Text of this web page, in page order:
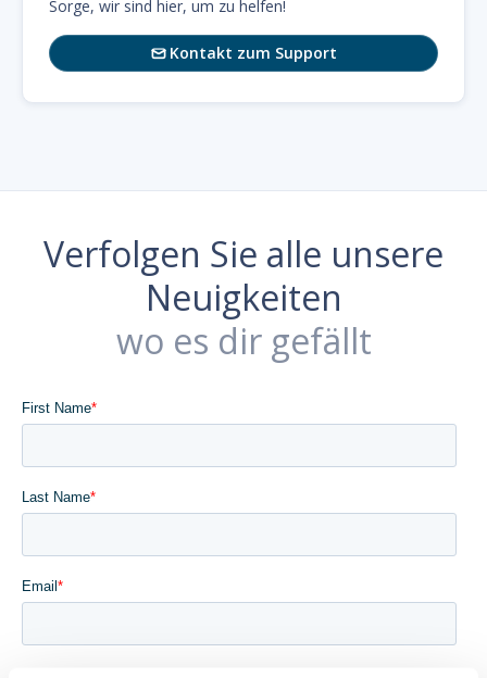
Sorge, wir sind hier, um zu helfen!
Kontakt zum Support
Verfolgen Sie alle unsere
Neuigkeiten
wo es dir gefällt